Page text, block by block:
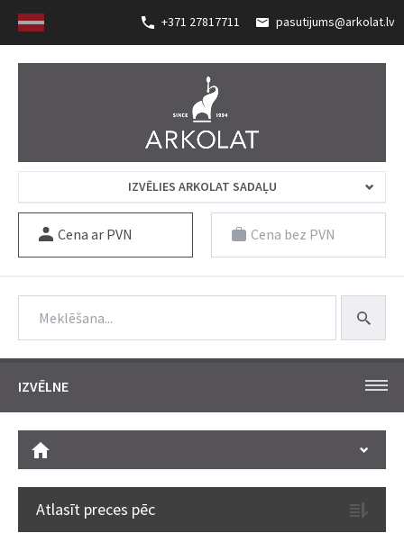
+371 27817711 pasutijums@arkolat.lv
IZVĒLIES ARKOLAT SADAĻU
Cena ar PVN Cena bez PVN
IZVĒLNE
Atlasīt preces pēc